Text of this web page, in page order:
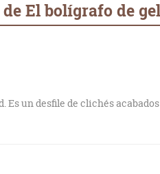
El bolígrafo de
Es un desfile de clichés